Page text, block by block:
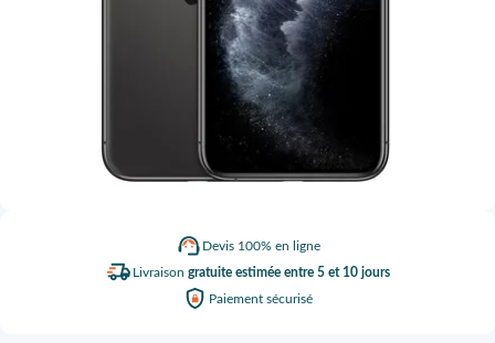
Devis 100% en ligne
Livraison gratuite estimée entre 5 et 10 jours
Paiement sécurisé